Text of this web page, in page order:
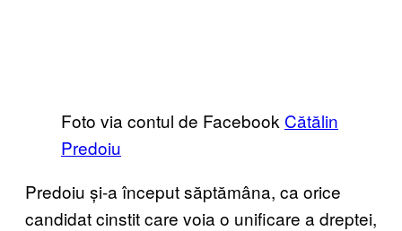
Foto via contul de Facebook Cătălin
Predoiu
Predoiu și-a început săptămâna, ca orice
candidat cinstit care voia o unificare a dreptei,